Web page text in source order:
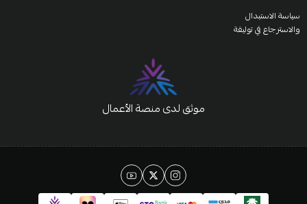
سياسة الاستبدال
والاسترجاع في توليفة
موثق لدى منصة الأعمال